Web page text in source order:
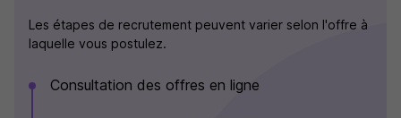
Les étapes de recrutement peuvent varier selon l'offre à
laquelle vous postulez.
Consultation des offres en ligne